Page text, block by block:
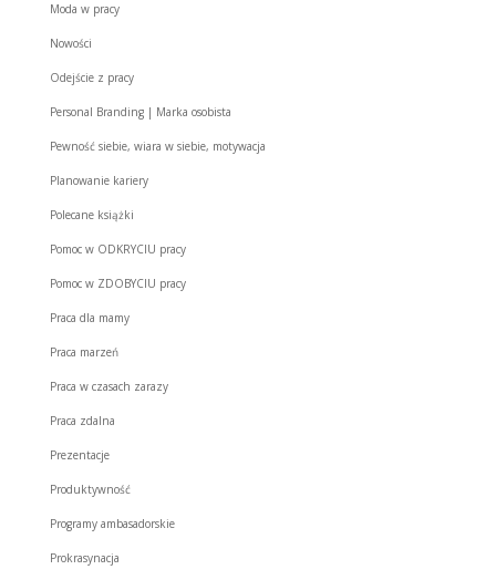
Moda w pracy
Nowości
Odejście z pracy
Personal Branding | Marka osobista
Pewność siebie, wiara w siebie, motywacja
Planowanie kariery
Polecane książki
Pomoc w ODKRYCIU pracy
Pomoc w ZDOBYCIU pracy
Praca dla mamy
Praca marzeń
Praca w czasach zarazy
Praca zdalna
Prezentacje
Produktywność
Programy ambasadorskie
Prokrasynacja